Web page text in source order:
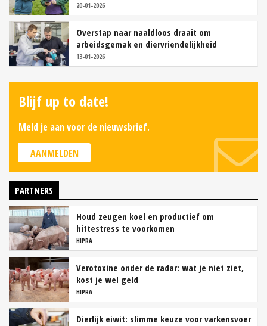
20-01-2026
Overstap naar naaldloos draait om
arbeidsgemak en diervriendelijkheid
13-01-2026
Blijf up to date!
Meld je aan voor de nieuwsbrief.
AANMELDEN
PARTNERS
Houd zeugen koel en productief om
hittestress te voorkomen
HIPRA
Verotoxine onder de radar: wat je niet ziet,
kost je wel geld
HIPRA
Dierlijk eiwit: slimme keuze voor varkensvoer